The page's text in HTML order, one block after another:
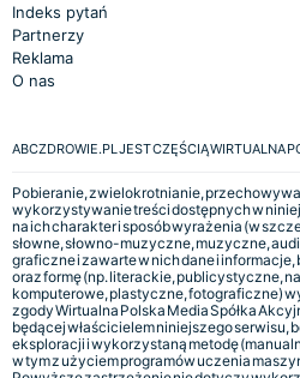
Indeks pytań
Partnerzy
Reklama
O nas
ABCZDROWIE.PL JEST CZĘŚCIĄ WIRTUALNA
Pobieranie, zwielokrotnianie,
wykorzystywanie treści dostępnych w
na ich charakter i sposób wyrażenia (w
słowne, słowno-muzyczne, muzyczne,
graficzne i zawarte w nich dane i
oraz formę (np. literackie, publicystyczne,
komputerowe, plastyczne, fotograficzne)
zgody Wirtualna Polska Media Spółka
będącej właścicielem niniejszego serwisu,
eksploracji i wykorzystaną metodę
w tym z użyciem programów uczenia